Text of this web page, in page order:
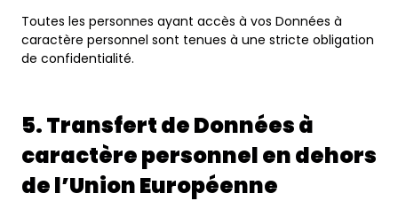
Toutes les personnes ayant accès à vos Données à
caractère personnel sont tenues à une stricte obligation
de confidentialité.
5. Transfert de Données à
caractère personnel en dehors
de l’Union Européenne